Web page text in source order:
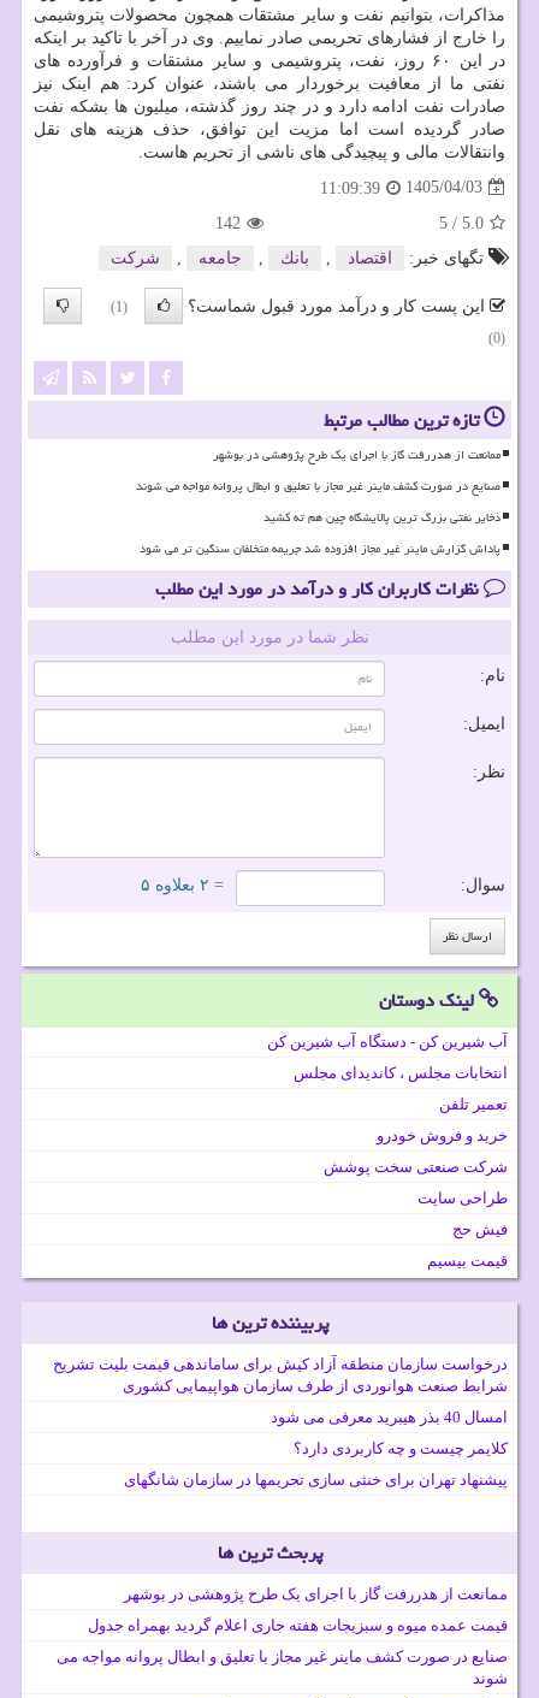
مذاکرات، بتوانیم نفت و سایر مشتقات همچون محصولات پتروشیمی
را خارج از فشارهای تحریمی صادر نماییم. وی در آخر با تاکید بر اینکه
در این ۶۰ روز، نفت، پتروشیمی و سایر مشتقات و فرآورده های
نفتی ما از معافیت برخوردار می باشند، عنوان کرد: هم اینک نیز
صادرات نفت ادامه دارد و در چند روز گذشته، میلیون ها بشکه نفت
صادر گردیده است اما مزیت این توافق، حذف هزینه های نقل
وانتقالات مالی و پیچیدگی های ناشی از تحریم هاست.
1405/04/03
11:09:39
5.0
/
5
142
تگهای خبر:
اقتصاد , بانك , جامعه , شركت
این پست کار و درآمد مورد قبول شماست؟
(1)
(0)
تازه ترین مطالب مرتبط
ممانعت از هدررفت گاز با اجرای یک طرح پژوهشی در بوشهر
صنایع در صورت کشف ماینر غیر مجاز با تعلیق و ابطال پروانه مواجه می شوند
ذخایر نفتی بزرگ ترین پالایشگاه چین هم ته کشید
پاداش گزارش ماینر غیر مجاز افزوده شد جریمه متخلفان سنگین تر می شود
نظرات کاربران کار و درآمد در مورد این مطلب
نظر شما در مورد این مطلب
نام:
ایمیل:
نظر:
سوال: = ۲ بعلاوه ۵
لینک دوستان
آب شیرین کن - دستگاه آب شیرین کن
انتخابات مجلس ، کاندیدای مجلس
تعمیر تلفن
خرید و فروش خودرو
شرکت صنعتی سخت پوشش
طراحی سایت
فیش حج
قیمت بیسیم
پربیننده ترین ها
درخواست سازمان منطقه آزاد کیش برای ساماندهی قیمت بلیت تشریح
شرایط صنعت هوانوردی از طرف سازمان هواپیمایی کشوری
امسال 40 بذر هیبرید معرفی می شود
کلایمر چیست و چه کاربردی دارد؟
پیشنهاد تهران برای خنثی سازی تحریمها در سازمان شانگهای
پربحث ترین ها
ممانعت از هدررفت گاز با اجرای یک طرح پژوهشی در بوشهر
قیمت عمده میوه و سبزیجات هفته جاری اعلام گردید بهمراه جدول
صنایع در صورت کشف ماینر غیر مجاز با تعلیق و ابطال پروانه مواجه می
شوند